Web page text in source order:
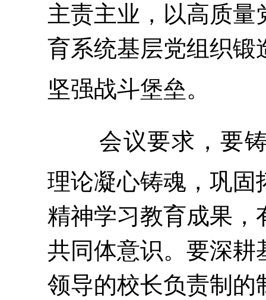
主责主业，以高质
育系统基层党组织锻
坚强战斗堡垒。
会议要求，要
理论凝心铸魂，巩固
精神学习教育成果，
共同体意识。要深耕
领导的校长负责制的